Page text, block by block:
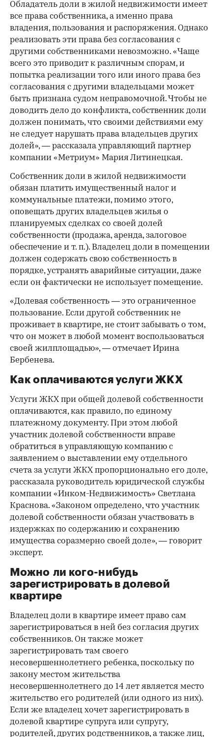
Обладатель доли в жилой недвижимости имеет
все права собственника, а именно права
владения, пользования и распоряжения. Однако
реализовать эти права без согласования с
другими собственниками невозможно. «Чаще
всего это приводит к различным спорам, и
попытка реализации того или иного права без
согласования с другими владельцами может
быть признана судом неправомочной. Чтобы не
доводить дело до конфликта, собственник доли
должен понимать, что своими действиями ему
не следует нарушать права владельцев других
долей», — рассказала управляющий партнер
компании «Метриум» Мария Литинецкая.
Собственник доли в жилой недвижимости
обязан платить имущественный налог и
коммунальные платежи, помимо этого,
оповещать других владельцев жилья о
планируемых сделках со своей долей
собственности (продажа, аренда, залоговое
обеспечение и т. п.). Владелец доли в помещении
должен содержать свою собственность в
порядке, устранять аварийные ситуации, даже
если он фактически не использует помещение.
«Долевая собственность — это ограниченное
пользование. Если другой собственник не
проживает в квартире, не стоит забывать о том,
что он может в любой момент воспользоваться
своей жилплощадью», — отмечает Ирина
Бербенева.
Как оплачиваются услуги ЖКХ
Услуги ЖКХ при общей долевой собственности
оплачиваются, как правило, по единому
платежному документу. При этом любой
участник долевой собственности вправе
обратиться в управляющую компанию с
заявлением о выставлении ему отдельного
счета за услуги ЖКХ пропорционально его доле,
рассказала руководитель юридической службы
компании «Инком-Недвижимость» Светлана
Краснова. «Законом определено, что участник
долевой собственности обязан участвовать в
издержках по содержанию и сохранению
имущества соразмерно своей доле», — говорит
эксперт.
Можно ли кого-нибудь
зарегистрировать в долевой
квартире
Владелец доли в квартире имеет право сам
зарегистрироваться в ней без согласия других
собственников. Он также может
зарегистрировать там своего
несовершеннолетнего ребенка, поскольку по
закону местом жительства
несовершеннолетнего до 14 лет является место
жительство его родителей (или одного из них).
Если же владелец хочет зарегистрировать в
долевой квартире супруга или супругу,
родителей, других родственников, а также лиц,